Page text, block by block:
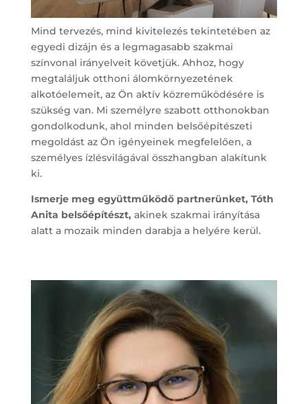
Mind tervezés, mind kivitelezés tekintetében az
egyedi dizájn és a legmagasabb szakmai
színvonal irányelveit követjük. Ahhoz, hogy
megtaláljuk otthoni álomkörnyezetének
alkotóelemeit, az Ön aktív közreműködésére is
szükség van. Mi személyre szabott otthonokban
gondolkodunk, ahol minden belsőépítészeti
megoldást az Ön igényeinek megfelelően, a
személyes ízlésvilágával összhangban alakítunk
ki.
Ismerje meg együttműködő partnerünket, Tóth
Anita belsőépítészt, akinek szakmai irányítása
alatt a mozaik minden darabja a helyére kerül.